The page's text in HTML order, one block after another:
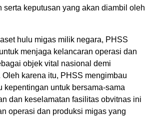
serta keputusan yang akan diambil oleh
hulu migas milik negara, PHSS
menjaga kelancaran operasi dan
objek vital nasional demi
Oleh karena itu, PHSS mengimbau
kepentingan untuk bersama-sama
dan keselamatan fasilitas obvitnas ini
operasi dan produksi migas yang